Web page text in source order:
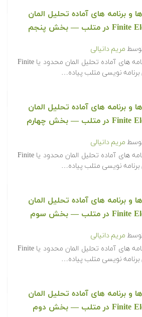
و برنامه های آماده تحلیل المان
مریم دانیالی
‫در ادامه کدها و برنامه های آماده تحلیل المان محدود یا Finite
و برنامه های آماده تحلیل المان
مریم دانیالی
‫در ادامه کدها و برنامه های آماده تحلیل المان محدود یا Finite
و برنامه های آماده تحلیل المان
مریم دانیالی
‫در ادامه کدها و برنامه های آماده تحلیل المان محدود یا Finite
و برنامه های آماده تحلیل المان